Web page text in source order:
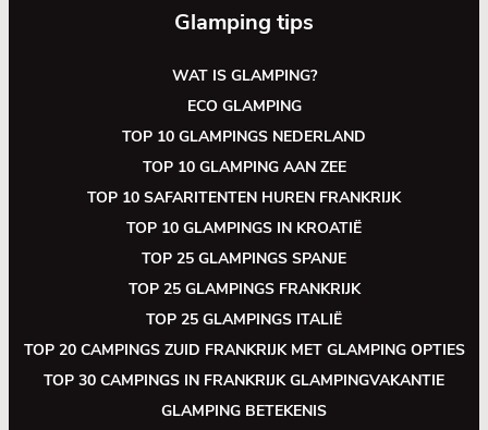
Glamping tips
WAT IS GLAMPING?
ECO GLAMPING
TOP 10 GLAMPINGS NEDERLAND
TOP 10 GLAMPING AAN ZEE
TOP 10 SAFARITENTEN HUREN FRANKRIJK
TOP 10 GLAMPINGS IN KROATIË
TOP 25 GLAMPINGS SPANJE
TOP 25 GLAMPINGS FRANKRIJK
TOP 25 GLAMPINGS ITALIË
TOP 20 CAMPINGS ZUID FRANKRIJK MET GLAMPING OPTIES
TOP 30 CAMPINGS IN FRANKRIJK GLAMPINGVAKANTIE
GLAMPING BETEKENIS